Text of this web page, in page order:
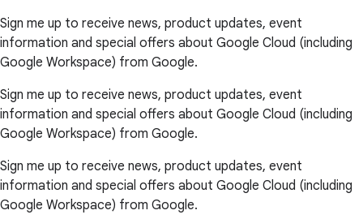
Sign me up to receive news, product updates, event
information and special offers about Google Cloud (including
Google Workspace) from Google.
Sign me up to receive news, product updates, event
information and special offers about Google Cloud (including
Google Workspace) from Google.
Sign me up to receive news, product updates, event
information and special offers about Google Cloud (including
Google Workspace) from Google.